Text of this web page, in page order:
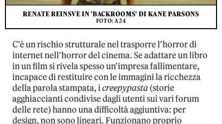
RENATE REINSVE IN 'BACKROOMS' DI KANE PARSONS
FOTO: A24
C’è un rischio strutturale nel trasporre l’horror di
internet nell’horror del cinema. Se adattare un libro
in un film si rivela spesso un’impresa fallimentare,
incapace di restituire con le immagini la ricchezza
della parola stampata, icreepypasta (storie
agghiaccianti condivise dagli utenti sui vari forum
delle rete) hanno una difficoltà aggiuntiva: per
design, non sono lineari. Funzionano proprio